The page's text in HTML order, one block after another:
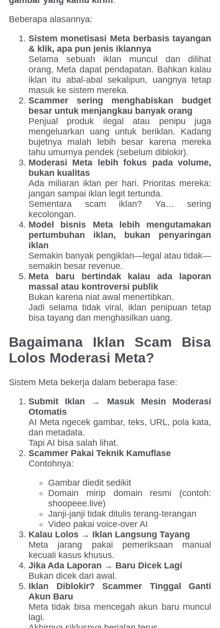
Beberapa alasannya:
Sistem monetisasi Meta berbasis tayangan
& klik, apa pun jenis iklannya
Selama sebuah iklan muncul dan dilihat
orang, Meta dapat pendapatan. Bahkan kalau
iklan itu abal-abal sekalipun, uangnya tetap
masuk ke sistem mereka.
Scammer sering menghabiskan budget
besar untuk menjangkau banyak orang
Penjual produk ilegal atau penipu juga
mengeluarkan uang untuk beriklan. Kadang
bujetnya malah lebih besar karena mereka
tahu umurnya pendek (sebelum diblokir).
Moderasi Meta lebih fokus pada volume,
bukan kualitas
Ada miliaran iklan per hari. Prioritas mereka:
jangan sampai iklan legit tertunda.
Sementara scam iklan? Ya… sering
kecolongan.
Model bisnis Meta lebih mengutamakan
pertumbuhan iklan, bukan penyaringan
iklan
Semakin banyak pengiklan—legal atau tidak—
semakin besar revenue.
Meta baru bertindak kalau ada laporan
massal atau kontroversi publik
Bukan karena niat awal menertibkan.
Jadi selama tidak viral, iklan penipuan tetap
bisa tayang dan menghasilkan uang.
Bagaimana Iklan Scam Bisa
Lolos Moderasi Meta?
Sistem Meta bekerja dalam beberapa fase:
Submit Iklan → Masuk Mesin Moderasi
Otomatis
AI Meta ngecek gambar, teks, URL, pola kata,
dan metadata.
Tapi AI bisa salah lihat.
Scammer Pakai Teknik Kamuflase
Contohnya:
Gambar diedit sedikit
Domain mirip domain resmi (contoh:
shoopeee.live)
Janji-janji tidak ditulis terang-terangan
Video pakai voice-over AI
Kalau Lolos → Iklan Langsung Tayang
Meta jarang pakai pemeriksaan manual
kecuali kasus khusus.
Jika Ada Laporan → Baru Dicek Lagi
Bukan dicek dari awal.
Iklan Diblokir? Scammer Tinggal Ganti
Akun Baru
Meta tidak bisa mencegah akun baru muncul
lagi.